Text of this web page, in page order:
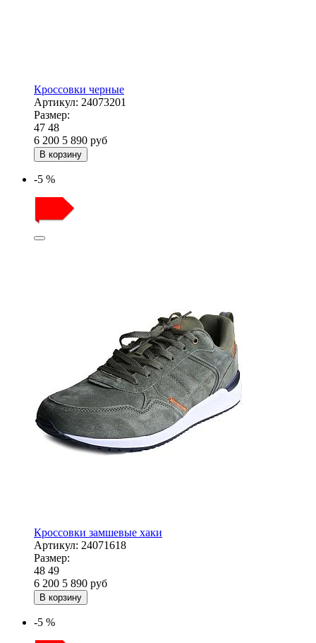
Кроссовки черные
Артикул: 24073201
Размер:
47 48
6 200 5 890 руб
В корзину
-5 %
Кроссовки замшевые хаки
Артикул: 24071618
Размер:
48 49
6 200 5 890 руб
В корзину
-5 %